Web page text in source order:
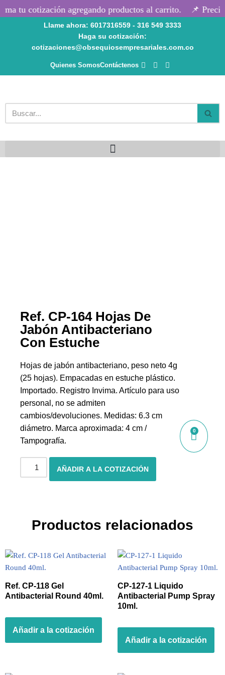
contenido
tu cotización agregando productos al carrito. 📌
Llame ahora: 6017316559 - 316 549 3333
Haga su cotización:
cotizaciones@obsequiosempresariales.com.co
Quienes SomosContáctenos
0
Ref. CP-164 Hojas De
Jabón Antibacteriano
Con Estuche
Hojas de jabón antibacteriano, peso neto 4g
(25 hojas). Empacadas en estuche plástico.
Importado. Registro Invima. Artículo para uso
personal, no se admiten
cambios/devoluciones. Medidas: 6.3 cm
diámetro. Marca aproximada: 4 cm /
Tampografía.
AÑADIR A LA COTIZACIÓN
Productos relacionados
Ref. CP-118 Gel
Antibacterial Round 40ml.
Añadir a la cotización
CP-127-1 Liquido
Antibacterial Pump Spray
10ml.
Añadir a la cotización